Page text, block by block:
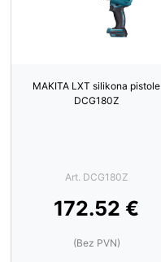
MAKITA LXT silikona pistole
DCG180Z
Art. DCG180Z
172.52 €
(Bez PVN)